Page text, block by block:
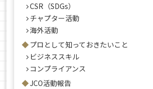
CSR（SDGs）
チャプター活動
海外活動
プロとして知っておきたいこと
ビジネススキル
コンプライアンス
JCO活動報告